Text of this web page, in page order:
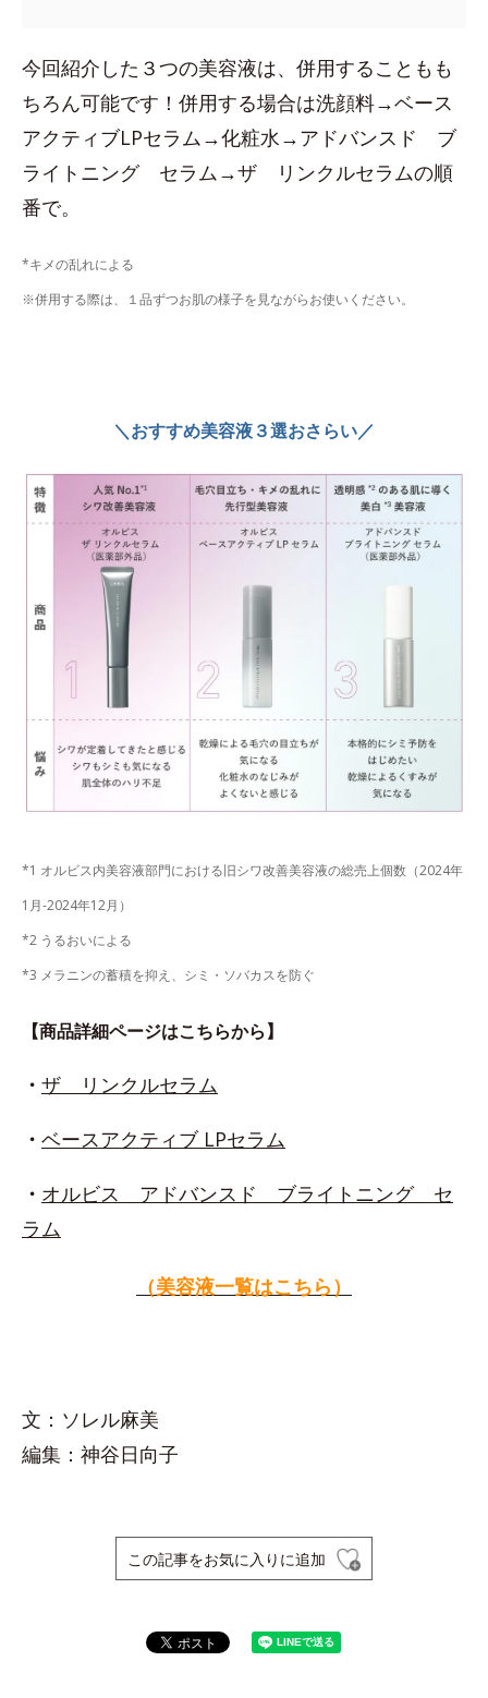
今回紹介した３つの美容液は、併用することもも
ちろん可能です！併用する場合は洗顔料→ベース
アクティブLPセラム→化粧水→アドバンスド ブ
ライトニング セラム→ザ リンクルセラムの順
番で。
*キメの乱れによる
※併用する際は、１品ずつお肌の様子を見ながらお使いください。
＼おすすめ美容液３選おさらい／
*1 オルビス内美容液部門における旧シワ改善美容液の総売上個数（2024年
1月-2024年12月）
*2 うるおいによる
*3 メラニンの蓄積を抑え、シミ・ソバカスを防ぐ
【商品詳細ページはこちらから】
・ ザ リンクルセラム
・ ベースアクティブ LPセラム
・ オルビス アドバンスド ブライトニング セ
ラム
（美容液一覧はこちら）
文：ソレル麻美
編集：神谷日向子
この記事をお気に入りに追加